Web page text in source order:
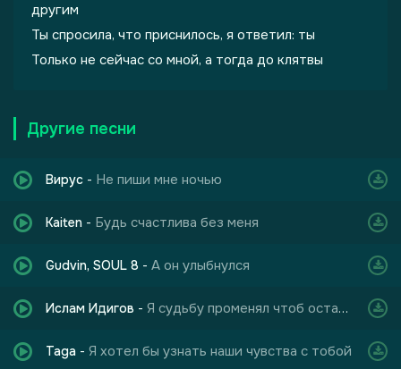
другим
Ты спросила, что приснилось, я ответил: ты
Только не сейчас со мной, а тогда до клятвы
Другие песни
Вирус - Не пиши мне ночью
Kaiten - Будь счастлива без меня
Gudvin, SOUL 8 - А он улыбнулся
Ислам Идигов - Я судьбу променял чтоб остаться с другой
Taga - Я хотел бы узнать наши чувства с тобой